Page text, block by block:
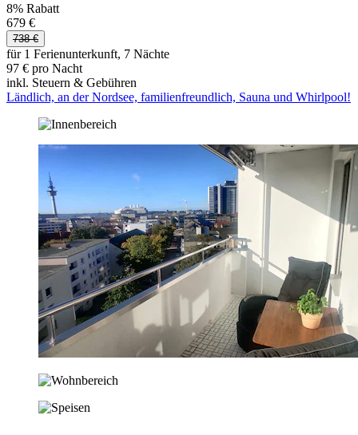
8% Rabatt
679 €
738 €
für 1 Ferienunterkunft, 7 Nächte
97 € pro Nacht
inkl. Steuern & Gebühren
Ländlich, an der Nordsee, familienfreundlich, Sauna und Whirlpool!